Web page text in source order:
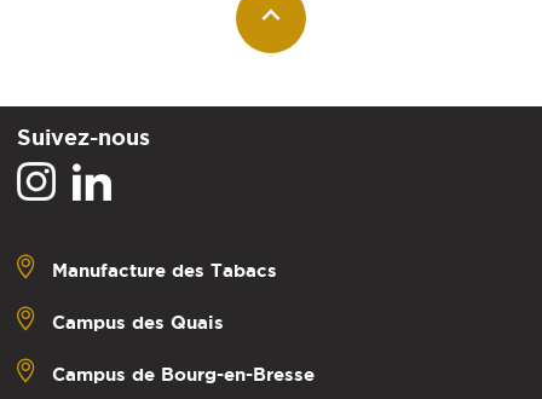
Suivez-nous
Manufacture des Tabacs
Campus des Quais
Campus de Bourg-en-Bresse